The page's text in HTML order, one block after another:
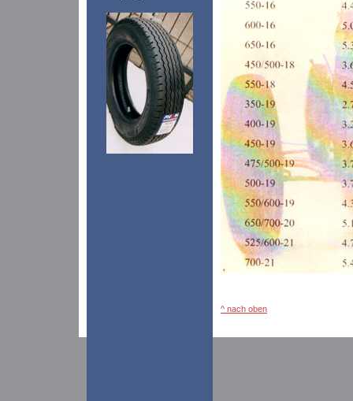
^ nach oben